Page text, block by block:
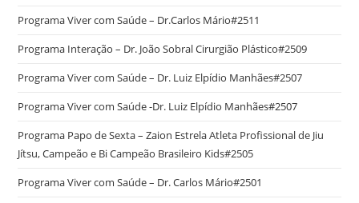
Programa Viver com Saúde – Dr.Carlos Mário#2511
Programa Interação – Dr. João Sobral Cirurgião Plástico#2509
Programa Viver com Saúde – Dr. Luiz Elpídio Manhães#2507
Programa Viver com Saúde -Dr. Luiz Elpídio Manhães#2507
Programa Papo de Sexta – Zaion Estrela Atleta Profissional de Jiu
Jítsu, Campeão e Bi Campeão Brasileiro Kids#2505
Programa Viver com Saúde – Dr. Carlos Mário#2501